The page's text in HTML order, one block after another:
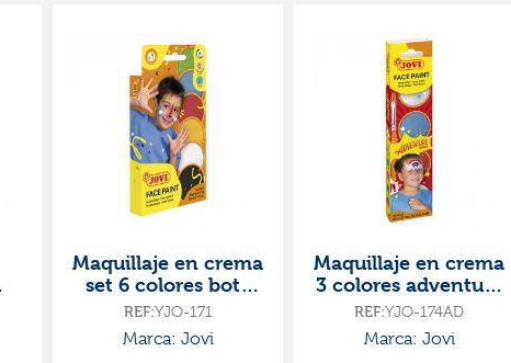
Maquillaje en crema
set 6 colores bote
8ml
REF:YJO-171
Marca: Jovi
Maquillaje en crema
3 colores adventure
set 3 botes 8ml con
pincel y esponja
REF:YJO-174AD
Marca: Jovi